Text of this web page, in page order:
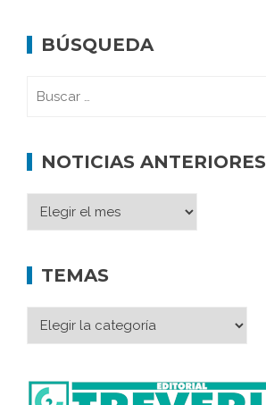
BÚSQUEDA
NOTICIAS ANTERIORES
TEMAS